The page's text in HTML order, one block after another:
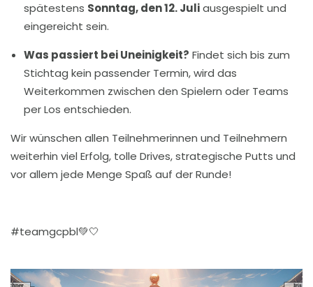
spätestens Sonntag, den 12. Juliausgespielt und
eingereicht sein.
Was passiert bei Uneinigkeit? Findet sich bis zum
Stichtag kein passender Termin, wird das
Weiterkommen zwischen den Spielern oder Teams
per Los entschieden.
Wir wünschen allen Teilnehmerinnen und Teilnehmern
weiterhin viel Erfolg, tolle Drives, strategische Putts und
vor allem jede Menge Spaß auf der Runde!
#teamgcpbl💚🤍